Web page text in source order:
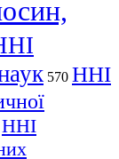
570 ННІ
ННІ